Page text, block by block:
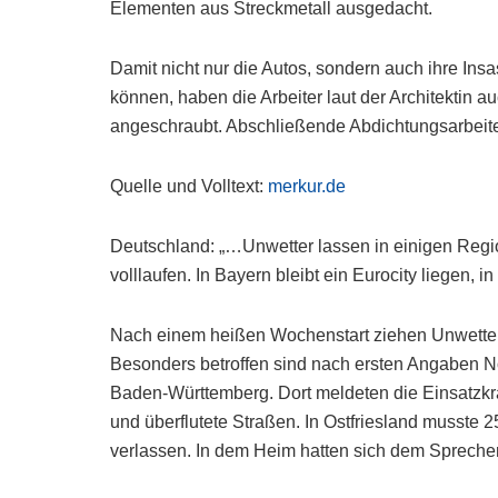
Elementen aus Streckmetall ausgedacht.
Damit nicht nur die Autos, sondern auch ihre
können, haben die Arbeiter laut der Architektin
angeschraubt. Abschließende
Quelle und Volltext: merkur.de
Deutschland: „…Unwetter lassen in einigen
volllaufen. In Bayern bleibt ein Eurocity liegen,
Nach einem heißen Wochenstart ziehen
Besonders betroffen sind nach ersten Angaben
Baden-Württemberg. Dort meldeten die
und überflutete Straßen. In Ostfriesland musste
verlassen. In dem Heim hatten sich dem